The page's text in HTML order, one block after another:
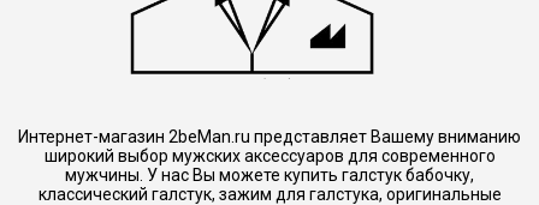
Интернет-магазин 2beMan.ru представляет Вашему вниманию
широкий выбор мужских аксессуаров для современного
мужчины. У нас Вы можете купить галстук бабочку,
классический галстук, зажим для галстука, оригинальные